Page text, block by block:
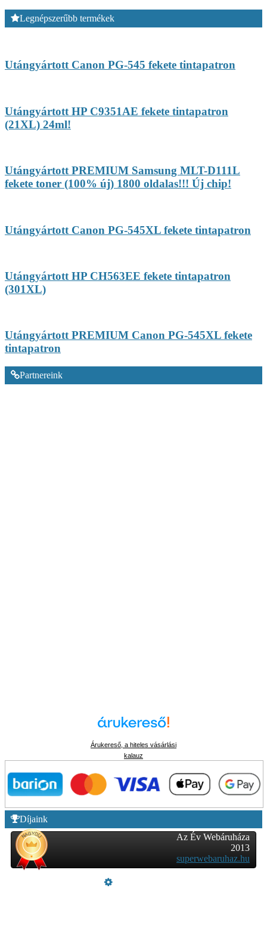
Legnépszerűbb termékek
Utángyártott Canon PG-545 fekete tintapatron
Utángyártott HP C9351AE fekete tintapatron
(21XL) 24ml!
Utángyártott PREMIUM Samsung MLT-D111L
fekete toner (100% új) 1800 oldalas!!! Új chip!
Utángyártott Canon PG-545XL fekete tintapatron
Utángyártott HP CH563EE fekete tintapatron
(301XL)
Utángyártott PREMIUM Canon PG-545XL fekete
tintapatron
Partnereink
Árukereső, a hiteles vásárlási
kalauz
Díjaink
Az Év Webáruháza
2013
superwebaruhaz.hu